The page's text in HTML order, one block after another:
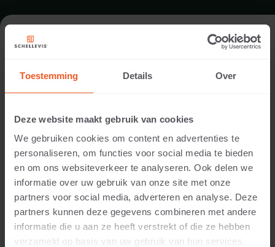
Toestemming Details Over
Deze website maakt gebruik van cookies
We gebruiken cookies om content en advertenties te
personaliseren, om functies voor social media te bieden
en om ons websiteverkeer te analyseren. Ook delen we
informatie over uw gebruik van onze site met onze
partners voor social media, adverteren en analyse. Deze
partners kunnen deze gegevens combineren met andere
informatie die u aan ze heeft verstrekt of die ze hebben
verzameld op basis van uw gebruik van hun services.
FORMAAT - HEXAGON 37,5X37,5X7
ASSORTIMENT SPECIALE VORMEN TEGELS
7 CM DIKTE